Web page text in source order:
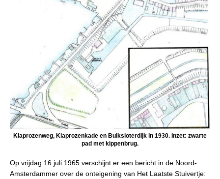
Klaprozenweg, Klaprozenkade en Buiksloterdijk in 1930. Inzet: zwarte
pad met kippenbrug.
Op vrijdag 16 juli 1965 verschijnt er een bericht in de Noord-
Amsterdammer over de onteigening van Het Laatste Stuivertje: